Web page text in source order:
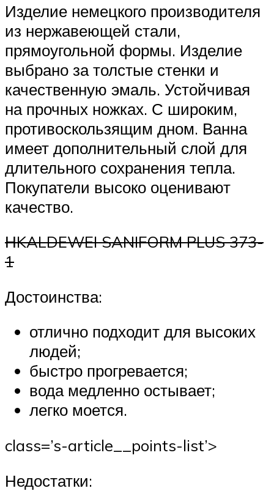
Изделие немецкого производителя
из нержавеющей стали,
прямоугольной формы. Изделие
выбрано за толстые стенки и
качественную эмаль. Устойчивая
на прочных ножках. С широким,
противоскользящим дном. Ванна
имеет дополнительный слой для
длительного сохранения тепла.
Покупатели высоко оценивают
качество.
НKALDEWEI SANIFORM PLUS 373-
1
Достоинства:
отлично подходит для высоких
людей;
быстро прогревается;
вода медленно остывает;
легко моется.
class=’s-article__points-list’>
Недостатки: